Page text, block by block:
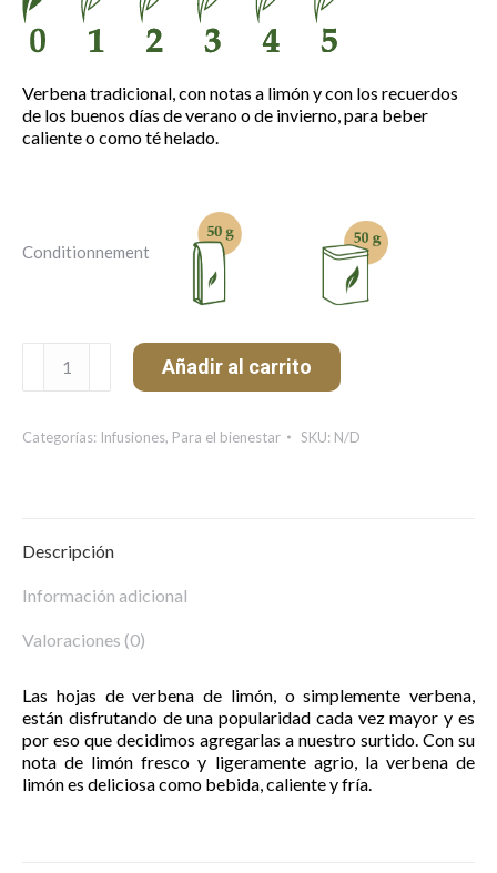
hasta
7.20 €
Verbena tradicional, con notas a limón y con los recuerdos
de los buenos días de verano o de invierno, para beber
caliente o como té helado.
Conditionnement
cantidad
Añadir al carrito
Categorías: Infusiones, Para el bienestar SKU: N/D
Descripción
Información adicional
Valoraciones (0)
Las hojas de verbena de limón, o simplemente verbena,
están disfrutando de una popularidad cada vez mayor y es
por eso que decidimos agregarlas a nuestro surtido. Con su
nota de limón fresco y ligeramente agrio, la verbena de
limón es deliciosa como bebida, caliente y fría.